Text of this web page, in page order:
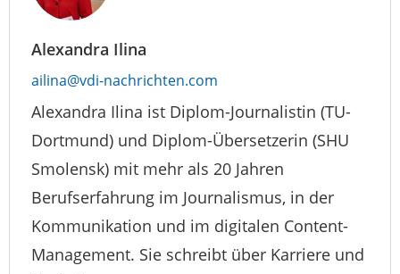
Alexandra Ilina
ailina@vdi-nachrichten.com
Alexandra Ilina ist Diplom-Journalistin (TU-
Dortmund) und Diplom-Übersetzerin (SHU
Smolensk) mit mehr als 20 Jahren
Berufserfahrung im Journalismus, in der
Kommunikation und im digitalen Content-
Management. Sie schreibt über Karriere und